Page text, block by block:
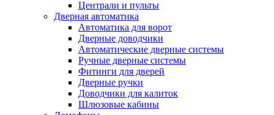
Централи и пульты
Дверная автоматика
Автоматика для ворот
Дверные доводчики
Автоматические дверные системы
Ручные дверные системы
Фитинги для дверей
Дверные ручки
Доводчики для калиток
Шлюзовые кабины